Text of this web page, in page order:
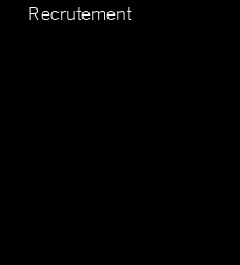
Recrutement